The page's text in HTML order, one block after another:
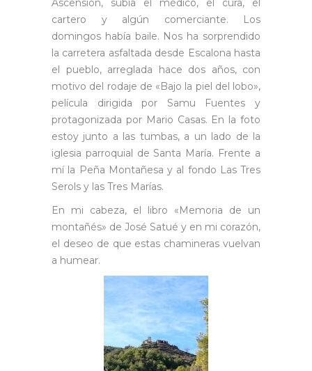
Ascensión, subía el médico, el cura, el
cartero y algún comerciante. Los
domingos había baile. Nos ha sorprendido
la carretera asfaltada desde Escalona hasta
el pueblo, arreglada hace dos años, con
motivo del rodaje de «Bajo la piel del lobo»,
película dirigida por Samu Fuentes y
protagonizada por Mario Casas. En la foto
estoy junto a las tumbas, a un lado de la
iglesia parroquial de Santa María. Frente a
mí la Peña Montañesa y al fondo Las Tres
Serols y las Tres Marías.
En mi cabeza, el libro «Memoria de un
montañés» de José Satué y en mi corazón,
el deseo de que estas chamineras vuelvan
a humear.